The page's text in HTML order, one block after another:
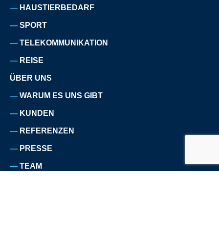
HAUSTIERBEDARF
SPORT
TELEKOMMUNIKATION
REISE
ÜBER UNS
WARUM ES UNS GIBT
KUNDEN
REFERENZEN
PRESSE
TEAM